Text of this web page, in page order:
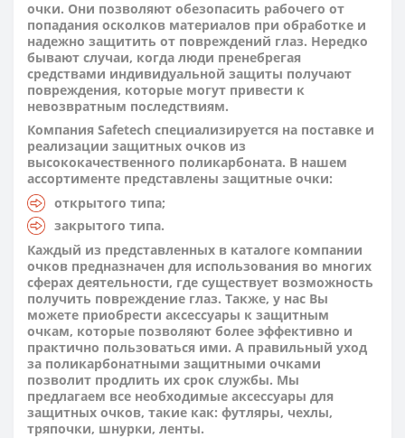
очки. Они позволяют обезопасить рабочего от
попадания осколков материалов при обработке и
надежно защитить от повреждений глаз. Нередко
бывают случаи, когда люди пренебрегая
средствами индивидуальной защиты получают
повреждения, которые могут привести к
невозвратным последствиям.
Компания Safetech специализируется на поставке и
реализации защитных очков из
высококачественного поликарбоната. В нашем
ассортименте представлены защитные очки:
открытого типа;
закрытого типа.
Каждый из представленных в каталоге компании
очков предназначен для использования во многих
сферах деятельности, где существует возможность
получить повреждение глаз. Также, у нас Вы
можете приобрести аксессуары к защитным
очкам, которые позволяют более эффективно и
практично пользоваться ими. А правильный уход
за поликарбонатными защитными очками
позволит продлить их срок службы. Мы
предлагаем все необходимые аксессуары для
защитных очков, такие как: футляры, чехлы,
тряпочки, шнурки, ленты.